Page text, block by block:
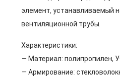
элемент, устанавливаемый
вентиляционной трубы.
Характеристики:
— Материал: полипропилен,
— Армирование: